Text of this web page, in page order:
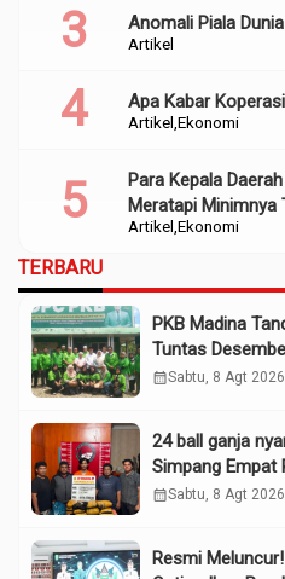
Artikel
Anomali Piala
Artikel Ekonomi
Apa Kabar
Artikel Ekonomi
Para Kepala
Meratapi
TERBARU
PKB Madina
Tuntas
Tokoh”
calendar_monthSabtu, 8 Agt 2026
24 ball ganja
Simpang Empat
calendar_monthSabtu, 8 Agt 2026
Resmi